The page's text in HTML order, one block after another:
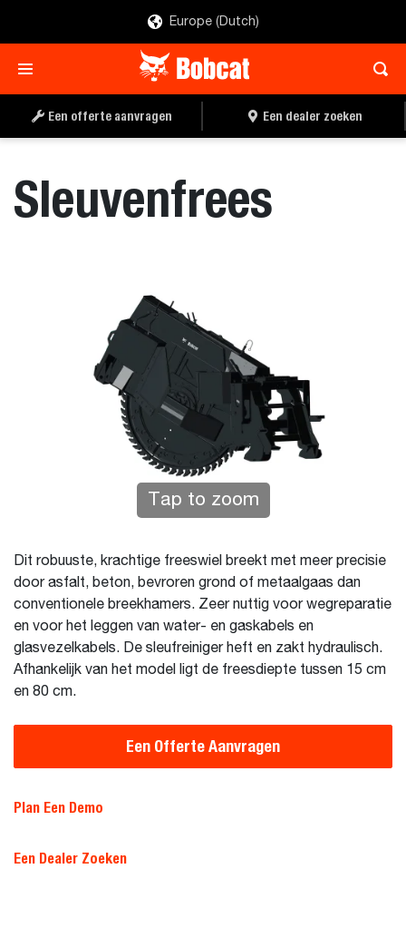
Europe (Dutch)
Een offerte aanvragen Een dealer zoeken
Sleuvenfrees
Tap to zoom
Dit robuuste, krachtige freeswiel breekt met meer precisie
door asfalt, beton, bevroren grond of metaalgaas dan
conventionele breekhamers. Zeer nuttig voor wegreparatie
en voor het leggen van water- en gaskabels en
glasvezelkabels. De sleufreiniger heft en zakt hydraulisch.
Afhankelijk van het model ligt de freesdiepte tussen 15 cm
en 80 cm.
Een Offerte Aanvragen
Plan Een Demo
Een Dealer Zoeken
EEN DEALER ZOEKEN